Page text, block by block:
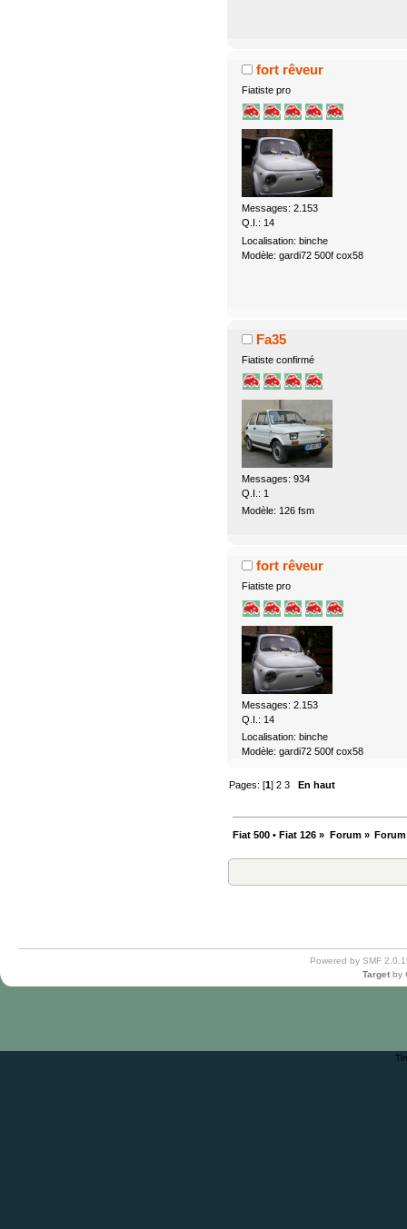
fort rêveur
Fiatiste pro
Messages: 2.153
Q.I.: 14
Localisation: binche
Modèle: gardi72 500f cox58
Fa35
Fiatiste confirmé
Messages: 934
Q.I.: 1
Modèle: 126 fsm
fort rêveur
Fiatiste pro
Messages: 2.153
Q.I.: 14
Localisation: binche
Modèle: gardi72 500f cox58
Pages: [1]2 3 En haut
Fiat 500 • Fiat 126 » Forum»
Powered by SMF
Target by